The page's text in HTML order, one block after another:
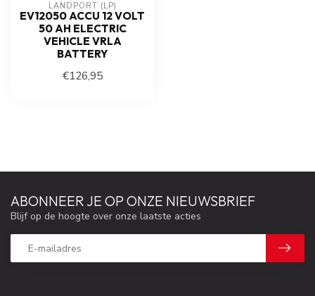
LANDPORT (LP)
EV12050 ACCU 12 VOLT
50 AH ELECTRIC
VEHICLE VRLA
BATTERY
€126,95
ABONNEER JE OP ONZE NIEUWSBRIEF
Blijf op de hoogte over onze laatste acties